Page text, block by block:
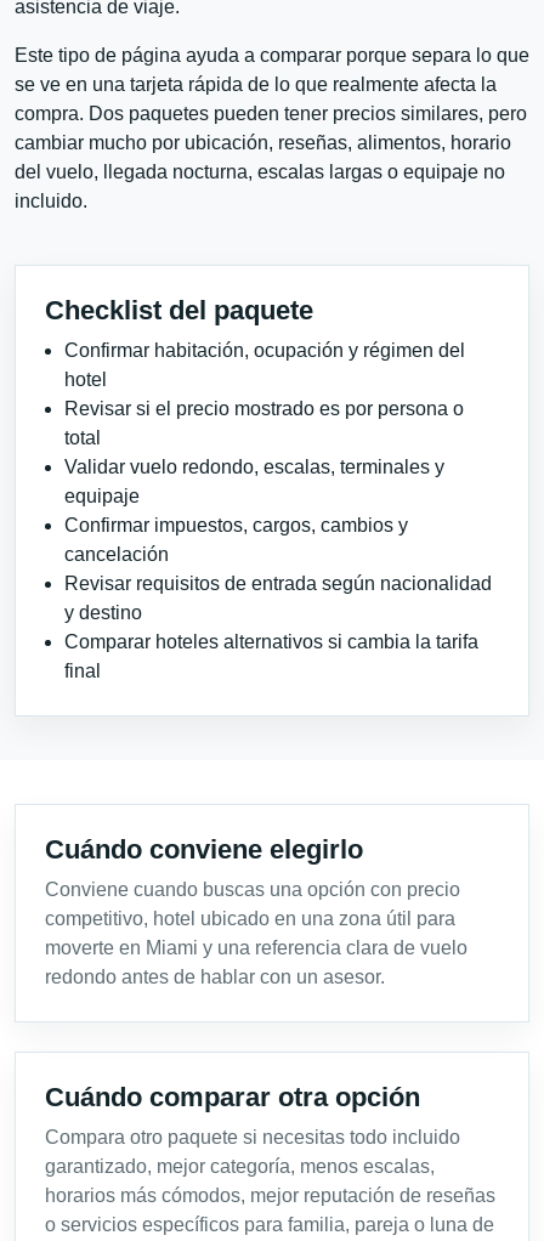
asistencia de viaje.
Este tipo de página ayuda a comparar porque separa lo que
se ve en una tarjeta rápida de lo que realmente afecta la
compra. Dos paquetes pueden tener precios similares, pero
cambiar mucho por ubicación, reseñas, alimentos, horario
del vuelo, llegada nocturna, escalas largas o equipaje no
incluido.
Checklist del paquete
Confirmar habitación, ocupación y régimen del
hotel
Revisar si el precio mostrado es por persona o
total
Validar vuelo redondo, escalas, terminales y
equipaje
Confirmar impuestos, cargos, cambios y
cancelación
Revisar requisitos de entrada según nacionalidad
y destino
Comparar hoteles alternativos si cambia la tarifa
final
Cuándo conviene elegirlo
Conviene cuando buscas una opción con precio
competitivo, hotel ubicado en una zona útil para
moverte en Miami y una referencia clara de vuelo
redondo antes de hablar con un asesor.
Cuándo comparar otra opción
Compara otro paquete si necesitas todo incluido
garantizado, mejor categoría, menos escalas,
horarios más cómodos, mejor reputación de reseñas
o servicios específicos para familia, pareja o luna de